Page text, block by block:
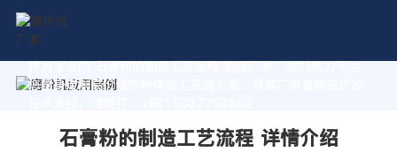
作为专业的 石膏粉的制造工艺流程 制造厂家，我们致力于为
您量身定制高价值的粉体加工系统方案。获取厂家直销报价及
石膏粉的制造工艺流程 详情介绍